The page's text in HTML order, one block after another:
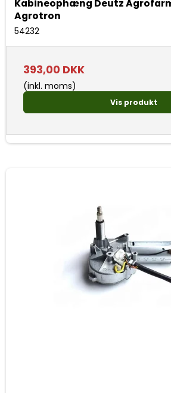
Kabineophæng Deutz
Agrotron
54232
393,00 DKK
(inkl. moms)
Vis produkt